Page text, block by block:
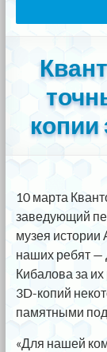
копии
10 марта
заведующий
музея
наших ребят —
Кибалова за
3D-копий
памятными
«Для нашей